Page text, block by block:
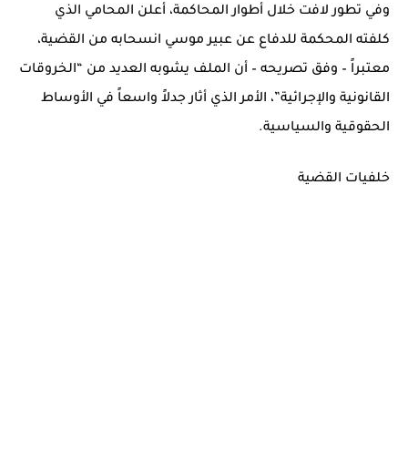
وفي تطور لافت خلال أطوار المحاكمة، أعلن المحامي الذي
كلفته المحكمة للدفاع عن عبير موسي انسحابه من القضية،
معتبراً – وفق تصريحه – أن الملف يشوبه العديد من “الخروقات
القانونية والإجرائية”، الأمر الذي أثار جدلاً واسعاً في الأوساط
الحقوقية والسياسية.
خلفيات القضية